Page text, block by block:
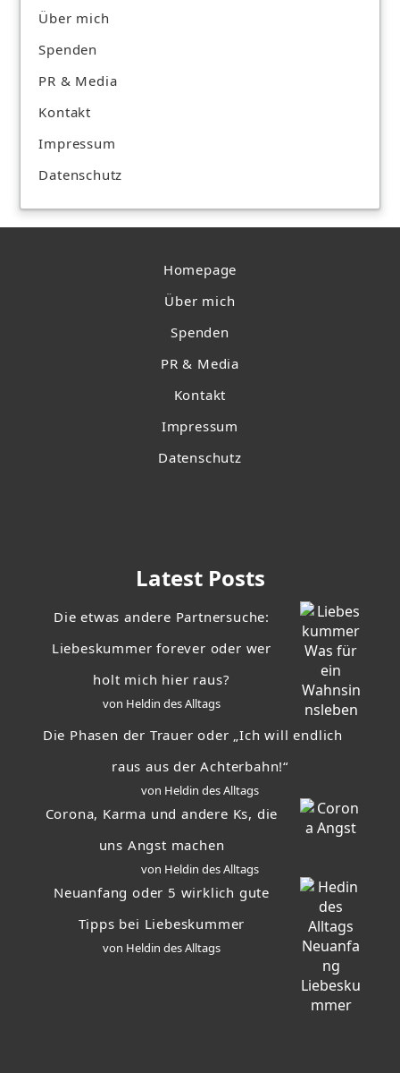
Über mich
Spenden
PR & Media
Kontakt
Impressum
Datenschutz
Homepage
Über mich
Spenden
PR & Media
Kontakt
Impressum
Datenschutz
Latest Posts
Die etwas andere Partnersuche:
Liebeskummer forever oder wer
holt mich hier raus?
von Heldin des Alltags
Die Phasen der Trauer oder „Ich will endlich
raus aus der Achterbahn!“
von Heldin des Alltags
Corona, Karma und andere Ks, die
uns Angst machen
von Heldin des Alltags
Neuanfang oder 5 wirklich gute
Tipps bei Liebeskummer
von Heldin des Alltags